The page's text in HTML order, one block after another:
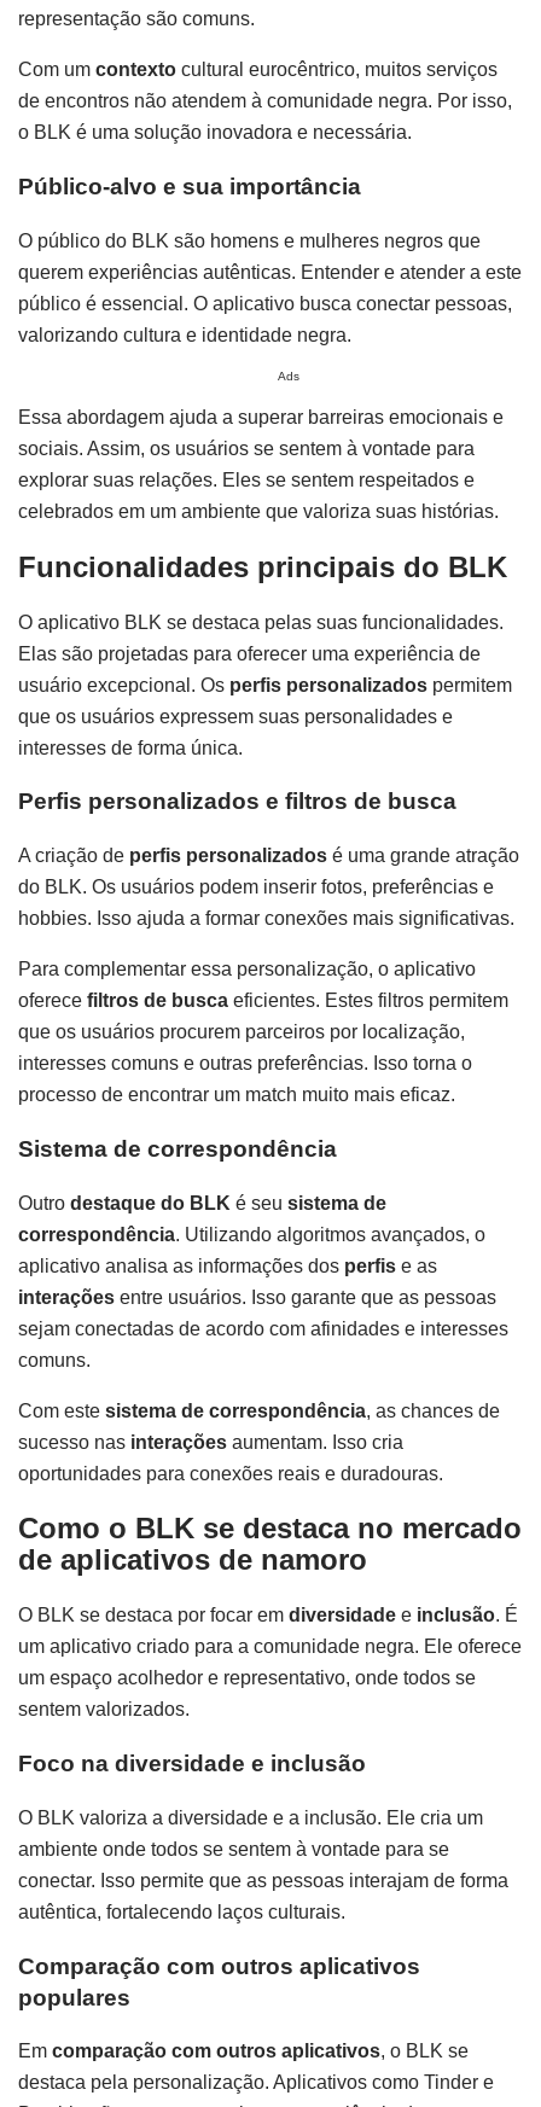
representação são comuns.
Com um contexto cultural eurocêntrico, muitos serviços
de encontros não atendem à comunidade negra. Por isso,
o BLK é uma solução inovadora e necessária.
Público-alvo e sua importância
O público do BLK são homens e mulheres negros que
querem experiências autênticas. Entender e atender a este
público é essencial. O aplicativo busca conectar pessoas,
valorizando cultura e identidade negra.
Ads
Essa abordagem ajuda a superar barreiras emocionais e
sociais. Assim, os usuários se sentem à vontade para
explorar suas relações. Eles se sentem respeitados e
celebrados em um ambiente que valoriza suas histórias.
Funcionalidades principais do BLK
O aplicativo BLK se destaca pelas suas funcionalidades.
Elas são projetadas para oferecer uma experiência de
usuário excepcional. Os perfis personalizados permitem
que os usuários expressem suas personalidades e
interesses de forma única.
Perfis personalizados e filtros de busca
A criação de perfis personalizados é uma grande atração
do BLK. Os usuários podem inserir fotos, preferências e
hobbies. Isso ajuda a formar conexões mais significativas.
Para complementar essa personalização, o aplicativo
oferece filtros de busca eficientes. Estes filtros permitem
que os usuários procurem parceiros por localização,
interesses comuns e outras preferências. Isso torna o
processo de encontrar um match muito mais eficaz.
Sistema de correspondência
Outro destaque do BLK é seu sistema de
correspondência. Utilizando algoritmos avançados, o
aplicativo analisa as informações dos perfis e as
interações entre usuários. Isso garante que as pessoas
sejam conectadas de acordo com afinidades e interesses
comuns.
Com este sistema de correspondência, as chances de
sucesso nas interações aumentam. Isso cria
oportunidades para conexões reais e duradouras.
Como o BLK se destaca no mercado
de aplicativos de namoro
O BLK se destaca por focar em diversidade e inclusão. É
um aplicativo criado para a comunidade negra. Ele oferece
um espaço acolhedor e representativo, onde todos se
sentem valorizados.
Foco na diversidade e inclusão
O BLK valoriza a diversidade e a inclusão. Ele cria um
ambiente onde todos se sentem à vontade para se
conectar. Isso permite que as pessoas interajam de forma
autêntica, fortalecendo laços culturais.
Comparação com outros aplicativos
populares
Em comparação com outros aplicativos, o BLK se
destaca pela personalização. Aplicativos como Tinder e